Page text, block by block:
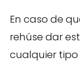
En caso de
rehúse dar
cualquier